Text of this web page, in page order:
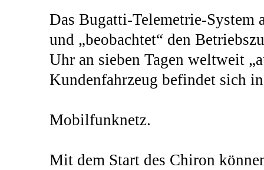
Das Bugatti-Telemetrie-
und „beobachtet“ den
Uhr an sieben Tagen weltweit
Kundenfahrzeug befindet sich
Mobilfunknetz.
Mit dem Start des Chiron